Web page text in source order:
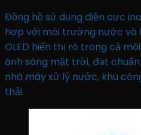
Đồng hồ sử dụng điện cực
hợp với môi trường nước và
OLED hiển thị rõ trong cả
ánh sáng mặt trời, đạt chuẩn
nhà máy xử lý nước, khu
thải.